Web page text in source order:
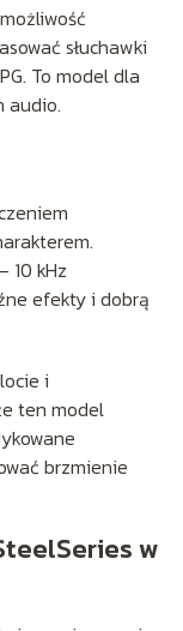
słuchawki
To model dla
audio.
10 kHz
efekty i dobrą
i
ten model
brzmienie
w